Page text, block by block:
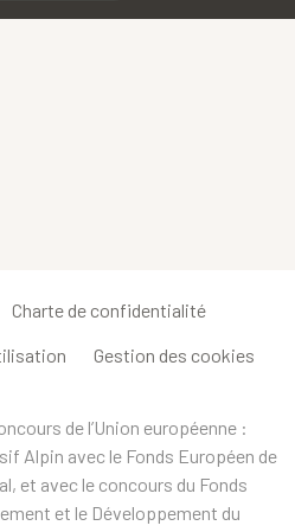
Charte de confidentialité
Gestion des cookies
de l’Union européenne :
Alpin avec le Fonds Européen de
et avec le concours du Fonds
et le Développement du